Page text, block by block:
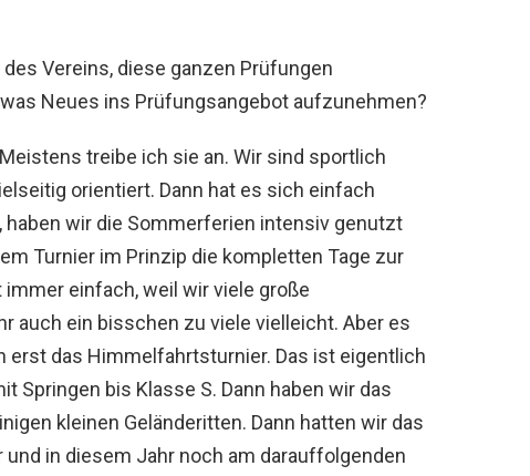
Vereins, diese ganzen Prüfungen
Neues ins Prüfungsangebot aufzunehmen?
treibe ich sie an. Wir sind sportlich
orientiert. Dann hat es sich einfach
wir die Sommerferien intensiv genutzt
Turnier im Prinzip die kompletten Tage zur
einfach, weil wir viele große
auch ein bisschen zu viele vielleicht. Aber es
erst das Himmelfahrtsturnier. Das ist eigentlich
Springen bis Klasse S. Dann haben wir das
kleinen Geländeritten. Dann hatten wir das
in diesem Jahr noch am darauffolgenden